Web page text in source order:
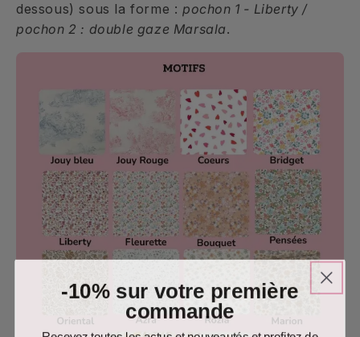
dessous) sous la forme :pochon 1 - Liberty /
pochon 2 : double gaze Marsala.
-10% sur votre première
commande
Recevez toutes les actus et nouveautés et profitez de